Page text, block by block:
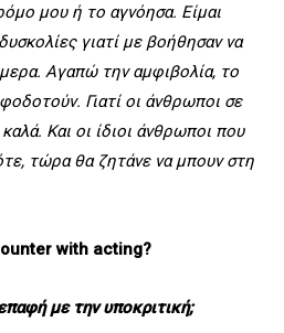
μου ή το αγνόησα. Είμαι
γιατί με βοήθησαν να
Αγαπώ την αμφιβολία, το
Γιατί οι άνθρωποι σε
Και οι ίδιοι άνθρωποι που
τώρα θα ζητάνε να μπουν στη
with acting?
με την υποκριτική;